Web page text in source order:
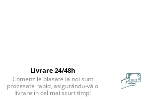
Livrare 24/48h
Comenzile plasate la noi sunt
procesate rapid, asigurându-vă o
livrare în cel mai scurt timp!